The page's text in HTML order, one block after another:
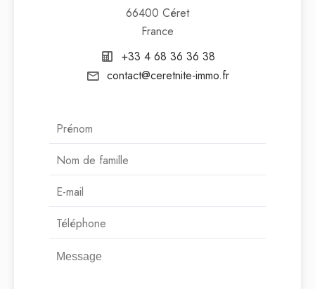
66400 Céret
France
+33 4 68 36 36 38
contact@ceretnite-immo.fr